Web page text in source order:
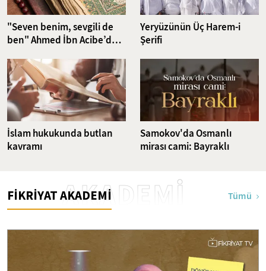
"Seven benim, sevgili de
ben" Ahmed İbn Acibe’den
Yeryüzünün Üç Harem-i
Şerifi
İslam hukukunda butlan
kavramı
Samokov'da Osmanlı
mirası cami: Bayraklı
FİKRİYAT AKADEMİAKADEMİ Tümü